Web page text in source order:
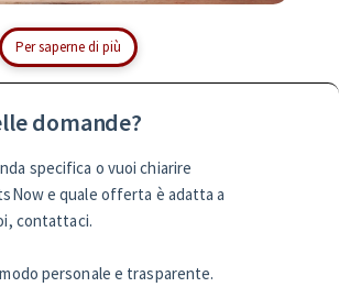
Per saperne di più
domande?
specifica o vuoi chiarire
e quale offerta è adatta a
contattaci.
personale e trasparente.